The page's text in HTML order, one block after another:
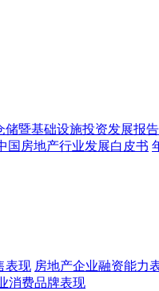
储暨基础设施投资发展报告
国房地产行业发展白皮书
表现 房地产企业融资能力
消费品牌表现